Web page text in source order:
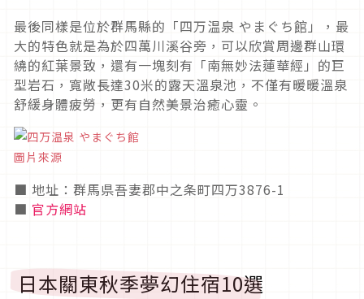
最後同樣是位於群馬縣的「四万温泉 やまぐち館」，最
大的特色就是為於四萬川溪谷旁，可以欣賞周邊群山環
繞的紅葉景致，還有一塊刻有「南無妙法蓮華經」的巨
型岩石，寬敞長達30米的露天溫泉池，不僅有暖暖溫泉
舒緩身體疲勞，更有自然美景治癒心靈。
圖片來源
■ 地址：群馬県吾妻郡中之条町四万3876-1
■ 官方網站
日本關東秋季夢幻住宿10選